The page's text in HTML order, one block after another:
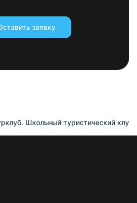
заявку
Школьный туристический